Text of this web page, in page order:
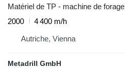
Matériel de TP - machine de forage
2000
4 400 m/h
Autriche, Vienna
Metadrill GmbH